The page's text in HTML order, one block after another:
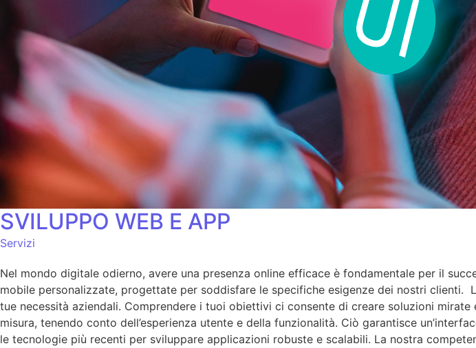
SVILUPPO WEB E APP
Servizi
Nel mondo digitale odierno, avere una presenza online efficace è fondamentale per il
mobile personalizzate, progettate per soddisfare le specifiche esigenze dei nostri clienti.
tue necessità aziendali. Comprendere i tuoi obiettivi ci consente di creare soluzioni
misura, tenendo conto dell’esperienza utente e della funzionalità. Ciò garantisce
le tecnologie più recenti per sviluppare applicazioni robuste e scalabili. La nostra